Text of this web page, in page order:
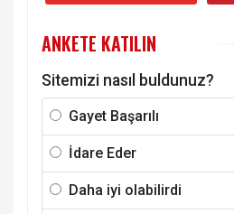
ANKETE KATILIN
Sitemizi nasıl buldunuz?
Gayet Başarılı
İdare Eder
Daha iyi olabilirdi